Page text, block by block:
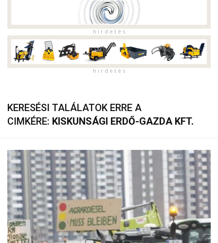
h i r d e t é s
h i r d e t é s
KERESÉSI TALÁLATOK ERRE A
CIMKÉRE: KISKUNSÁGI ERDŐ-GAZDA KFT.